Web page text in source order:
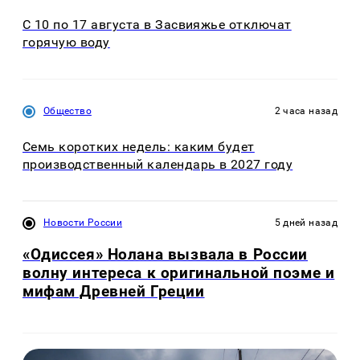
С 10 по 17 августа в Засвияжье отключат
горячую воду
Общество 2 часа назад
Семь коротких недель: каким будет
производственный календарь в 2027 году
Новости России 5 дней назад
«Одиссея» Нолана вызвала в России
волну интереса к оригинальной поэме и
мифам Древней Греции